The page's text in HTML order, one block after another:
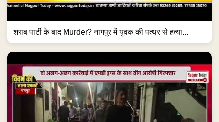
शराब पार्टी के बाद Murder? नागपुर में युवक की पत्थर से हत्या...